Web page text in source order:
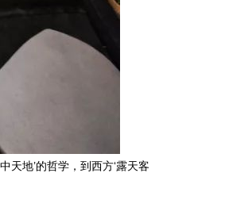
天地’的哲学，到西方‘露天客